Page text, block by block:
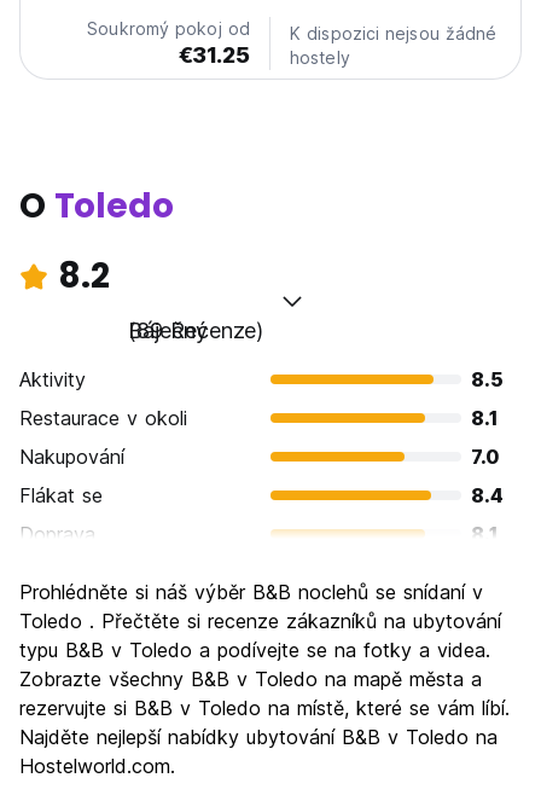
Tassimo coffee maker, and a TV with Netflix and
Amazon...Soukromý pokoj od
€31.25
K dispozici nejsou žádné
hostely
O Toledo
8.2
Báječný
(89 Recenze)
Aktivity
8.5
Restaurace v okoli
8.1
Nakupování
7.0
Flákat se
8.4
Doprava
8.1
Kultura
9.4
Noční život
6.5
Hodnota za peníze
8.4
Prohlédněte si náš výběr B&B noclehů se snídaní v
Toledo . Přečtěte si recenze zákazníků na ubytování
typu B&B v Toledo a podívejte se na fotky a videa.
Zobrazte všechny B&B v Toledo na mapě města a
rezervujte si B&B v Toledo na místě, které se vám líbí.
Najděte nejlepší nabídky ubytování B&B v Toledo na
Hostelworld.com.